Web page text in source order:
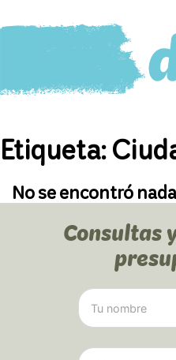
Etiqueta:
No se encontró
Consultas